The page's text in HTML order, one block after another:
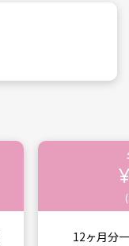
12ヶ月分